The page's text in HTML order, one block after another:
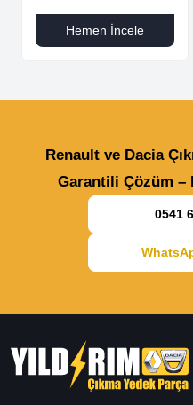
Hemen İncele
Renault ve Dacia
Garantili Çözüm –
0541